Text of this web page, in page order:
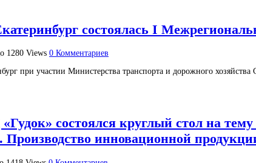
состоялась I
1280 Views 0 Комментариев
при участии Министерства транспорта и дорожного
состоялся круглый стол на
инновационной